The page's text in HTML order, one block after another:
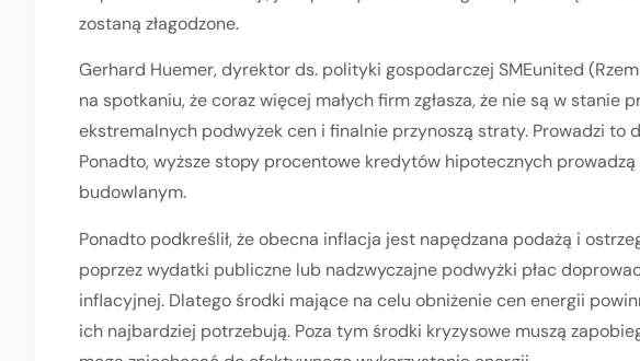
zostaną złagodzone.
Gerhard Huemer, dyrektor ds. polityki gospodarczej SMEunited
na spotkaniu, że coraz więcej małych firm zgłasza, że nie są w stanie
ekstremalnych podwyżek cen i finalnie przynoszą straty. Prowadzi to
Ponadto, wyższe stopy procentowe kredytów hipotecznych
budowlanym.
Ponadto podkreślił, że obecna inflacja jest napędzana podażą i
poprzez wydatki publiczne lub nadzwyczajne podwyżki płac
inflacyjnej. Dlatego środki mające na celu obniżenie cen energii
ich najbardziej potrzebują. Poza tym środki kryzysowe muszą